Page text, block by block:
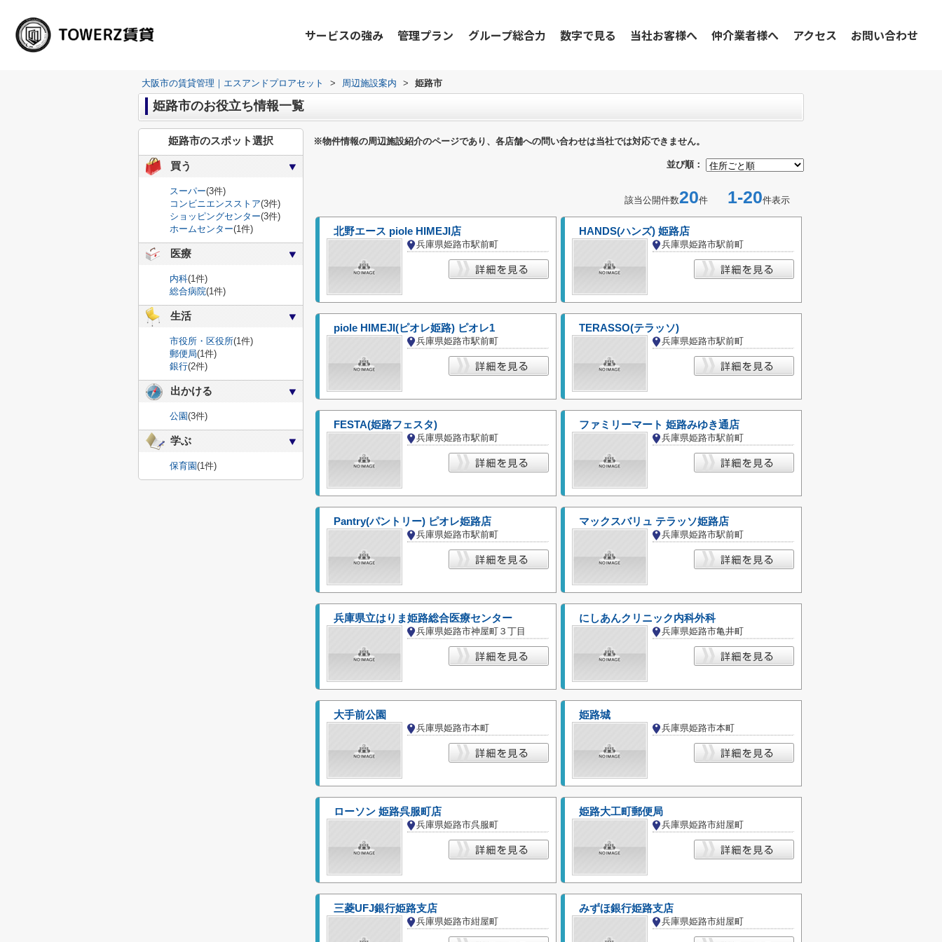
サービスの強み 管理プラン グループ総合力 数字で見る 当社お客様へ 仲介業者様へ アクセス お問い合わせ
大阪市の賃貸管理｜エスアンドプロアセット > 周辺施設案内 > 姫路市
姫路市のお役立ち情報一覧
※物件情報の周辺施設紹介のページであり、各店舗への問い合わせは当社では対応できません。
並び順：
該当公開件数20件 1-20件表示
北野エース piole HIMEJI店
兵庫県姫路市駅前町
HANDS(ハンズ) 姫路店
兵庫県姫路市駅前町
piole HIMEJI(ピオレ姫路) ピオレ1
兵庫県姫路市駅前町
TERASSO(テラッソ)
兵庫県姫路市駅前町
FESTA(姫路フェスタ)
兵庫県姫路市駅前町
ファミリーマート 姫路みゆき通店
兵庫県姫路市駅前町
Pantry(パントリー) ピオレ姫路店
兵庫県姫路市駅前町
マックスバリュ テラッソ姫路店
兵庫県姫路市駅前町
兵庫県立はりま姫路総合医療センター
兵庫県姫路市神屋町３丁目
にしあんクリニック内科外科
兵庫県姫路市亀井町
大手前公園
兵庫県姫路市本町
姫路城
兵庫県姫路市本町
ローソン 姫路呉服町店
兵庫県姫路市呉服町
姫路大工町郵便局
兵庫県姫路市紺屋町
三菱UFJ銀行姫路支店
兵庫県姫路市紺屋町
みずほ銀行姫路支店
兵庫県姫路市紺屋町
姫路市のスポット選択
買う
スーパー(3件)
コンビニエンスストア(3件)
ショッピングセンター(3件)
ホームセンター(1件)
医療
内科(1件)
総合病院(1件)
生活
市役所・区役所(1件)
郵便局(1件)
銀行(2件)
出かける
公園(3件)
学ぶ
保育園(1件)